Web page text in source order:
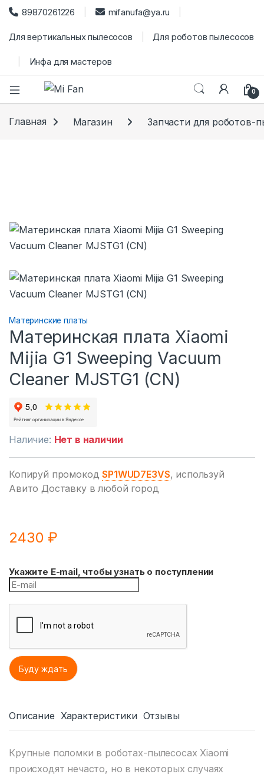
89870261226 mifanufa@ya.ru
Для вертикальных пылесосов Для роботов пылесосов
Инфа для мастеров
0
Главная Магазин Запчасти для роботов-
Материнские платы
Материнская плата Xiaomi
Mijia G1 Sweeping Vacuum
Cleaner MJSTG1 (CN)
Наличие: Нет в наличии
Копируй промокодSP1WUD7E3VS, используй
Авито Доставку в любой город
2430₽
Укажите E-mail, чтобы узнать о поступлении
Описание Характеристики Отзывы
Крупные поломки в роботах-пылесосах Xiaomi
происходят нечасто, но в некоторых случаях